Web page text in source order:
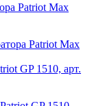
Patriot Max
GP 1510, арт.